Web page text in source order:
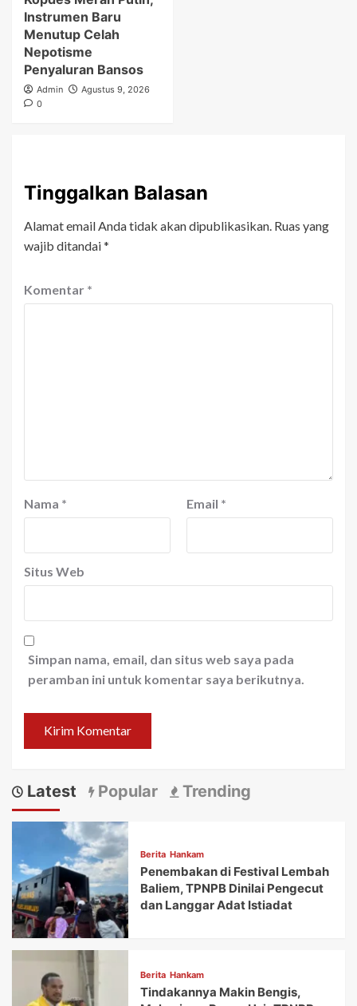
Instrumen Baru
Menutup Celah
Nepotisme
Penyaluran Bansos
Admin
Agustus 9, 2026
0
Tinggalkan Balasan
Alamat email Anda tidak akan dipublikasikan. Ruas yang
wajib ditandai*
Komentar *
Nama * Email *
Situs Web
Simpan nama, email, dan situs web saya pada
peramban ini untuk komentar saya berikutnya.
Latest Popular Trending
Berita Hankam
Penembakan di Festival Lembah
Baliem, TPNPB Dinilai Pengecut
dan Langgar Adat Istiadat
Berita Hankam
Tindakannya Makin Bengis,